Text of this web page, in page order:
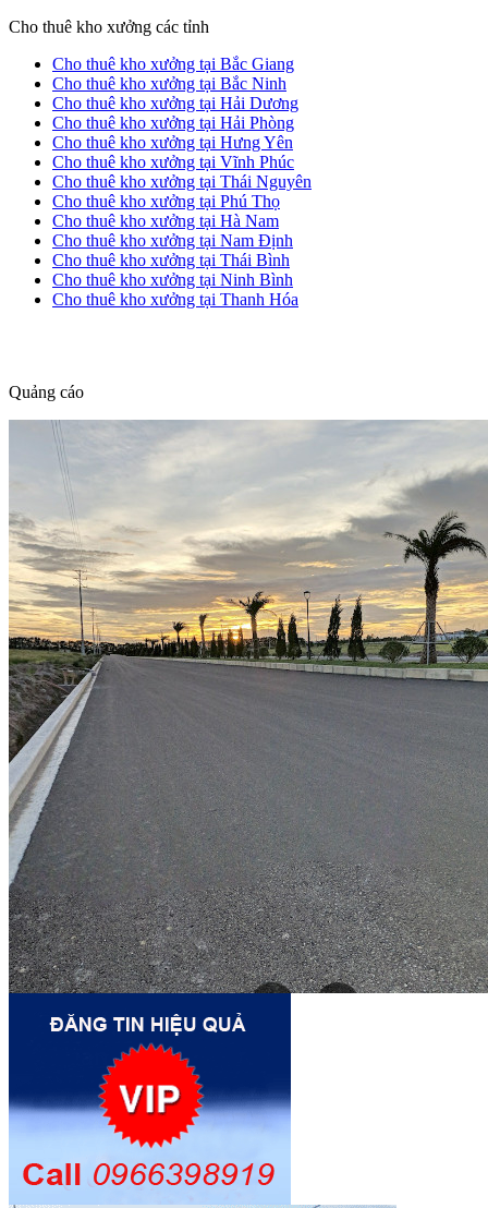
Cho thuê kho xưởng các tỉnh
Cho thuê kho xưởng tại Bắc Giang
Cho thuê kho xưởng tại Bắc Ninh
Cho thuê kho xưởng tại Hải Dương
Cho thuê kho xưởng tại Hải Phòng
Cho thuê kho xưởng tại Hưng Yên
Cho thuê kho xưởng tại Vĩnh Phúc
Cho thuê kho xưởng tại Thái Nguyên
Cho thuê kho xưởng tại Phú Thọ
Cho thuê kho xưởng tại Hà Nam
Cho thuê kho xưởng tại Nam Định
Cho thuê kho xưởng tại Thái Bình
Cho thuê kho xưởng tại Ninh Bình
Cho thuê kho xưởng tại Thanh Hóa
Quảng cáo